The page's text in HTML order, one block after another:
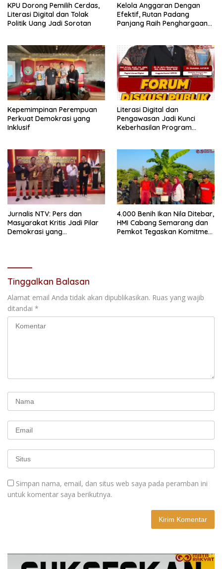
KPU Dorong Pemilih Cerdas,
Literasi Digital dan Tolak
Politik Uang Jadi Sorotan
Kelola Anggaran Dengan
Efektif, Rutan Padang
Panjang Raih Penghargaan
Kepemimpinan Perempuan
Perkuat Demokrasi yang
Inklusif
Literasi Digital dan
Pengawasan Jadi Kunci
Keberhasilan Program
Jurnalis NTV: Pers dan
Masyarakat Kritis Jadi Pilar
Demokrasi yang
4.000 Benih Ikan Nila Ditebar,
HMI Cabang Semarang dan
Pemkot Tegaskan Komitmen
Tinggalkan Balasan
Alamat email Anda tidak akan dipublikasikan. Ruas yang wajib
ditandai *
Simpan nama, email, dan situs web saya pada peramban ini
untuk komentar saya berikutnya.